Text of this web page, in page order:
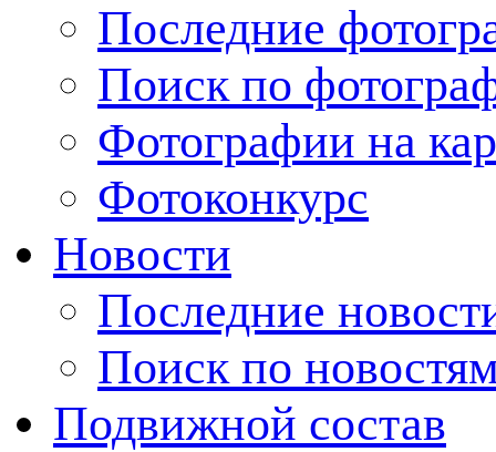
Последние
Поиск по
Фотографии на
Фотоконкурс
Новости
Последние
Поиск по
Подвижной состав